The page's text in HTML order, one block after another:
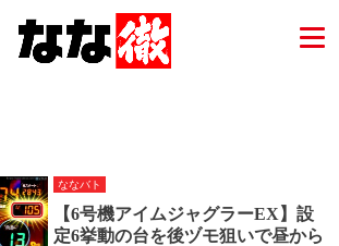
ななバト
【6号機アイムジャグラーEX】設
定6挙動の台を後ヅモ狙いで昼から